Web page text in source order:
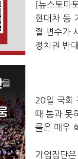
[뉴스토마
현대차 등
죌 변수가
정치권 반
20일 국회
때 통과 못
률은 매우
기업집단